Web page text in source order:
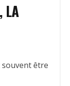
LA
être